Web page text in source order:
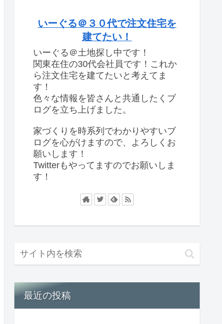
いーぐる＠３０代で注文住宅を
建てたい！
いーぐる＠土地探し中です！
関東在住の30代会社員です！これか
ら注文住宅を建てたいと考えてま
す！
色々な情報を皆さんと共通したくブ
ログを立ち上げました。
家づくりを時系列でわかりやすいブ
ログを心がけますので、よろしくお
願いします！
Twitterもやってますのでお願いしま
す！
最近の投稿